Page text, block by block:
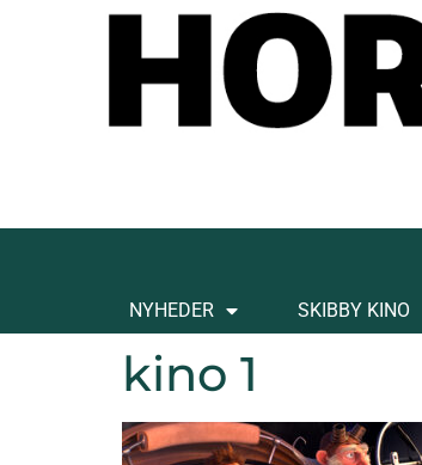
NYHEDER SKIBBY KINO
kino 1